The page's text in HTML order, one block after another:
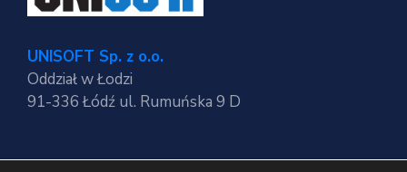
UNISOFT Sp. z o.o.
Oddział w Łodzi
91-336 Łódź ul. Rumuńska 9 D